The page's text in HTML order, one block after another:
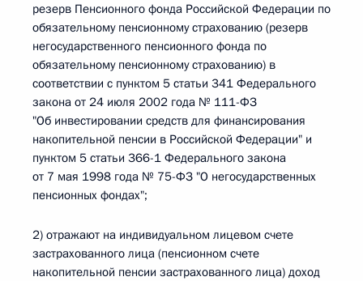
резерв Пенсионного фонда Российской Федерации по
обязательному пенсионному страхованию (резерв
негосударственного пенсионного фонда по
обязательному пенсионному страхованию) в
соответствии с пунктом 5 статьи 341 Федерального
закона от 24 июля 2002 года № 111-ФЗ
"Об инвестировании средств для финансирования
накопительной пенсии в Российской Федерации" и
пунктом 5 статьи 366-1 Федерального закона
от 7 мая 1998 года № 75-ФЗ "О негосударственных
пенсионных фондах";
2) отражают на индивидуальном лицевом счете
застрахованного лица (пенсионном счете
накопительной пенсии застрахованного лица) доход